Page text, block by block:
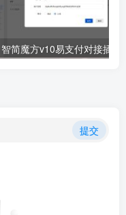
智简魔方v10易支付对接插件
提交